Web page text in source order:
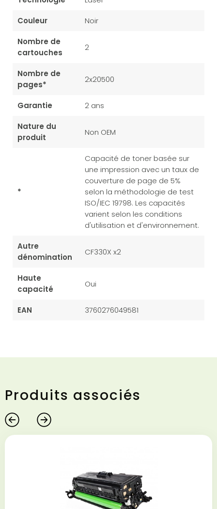
Couleur Noir
Nombre de
cartouches
2
Nombre de
pages*
2x20500
Garantie 2 ans
Nature du
produit
Non OEM
*
Capacité de toner basée sur
une impression avec un taux de
couverture de page de 5%
selon la méthodologie de test
ISO/IEC 19798. Les capacités
varient selon les conditions
d'utilisation et d'environnement.
Autre
dénomination
CF330X x2
Haute
capacité
Oui
EAN 3760276049581
Produits associés